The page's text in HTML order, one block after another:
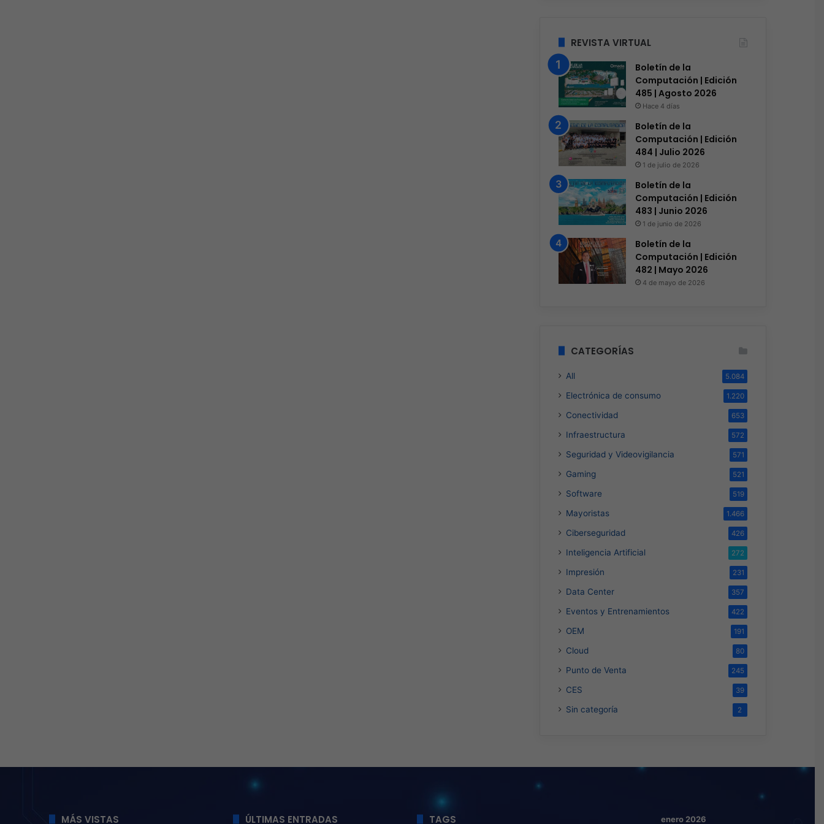
REVISTA VIRTUAL
Boletín de la
Computación | Edición
485 | Agosto 2026
Hace 4 días
Boletín de la
Computación | Edición
484 | Julio 2026
1 de julio de 2026
Boletín de la
Computación | Edición
483 | Junio 2026
1 de junio de 2026
Boletín de la
Computación | Edición
482 | Mayo 2026
4 de mayo de 2026
CATEGORÍAS
All 5.084
Electrónica de consumo 1.220
Conectividad 653
Infraestructura 572
Seguridad y Videovigilancia 571
Gaming 521
Software 519
Mayoristas 1.466
Ciberseguridad 426
Inteligencia Artificial 272
Impresión 231
Data Center 357
Eventos y Entrenamientos 422
OEM 191
Cloud 80
Punto de Venta 245
CES 39
Sin categoría 2
MÁS VISTAS ÚLTIMAS ENTRADAS TAGS enero 2026